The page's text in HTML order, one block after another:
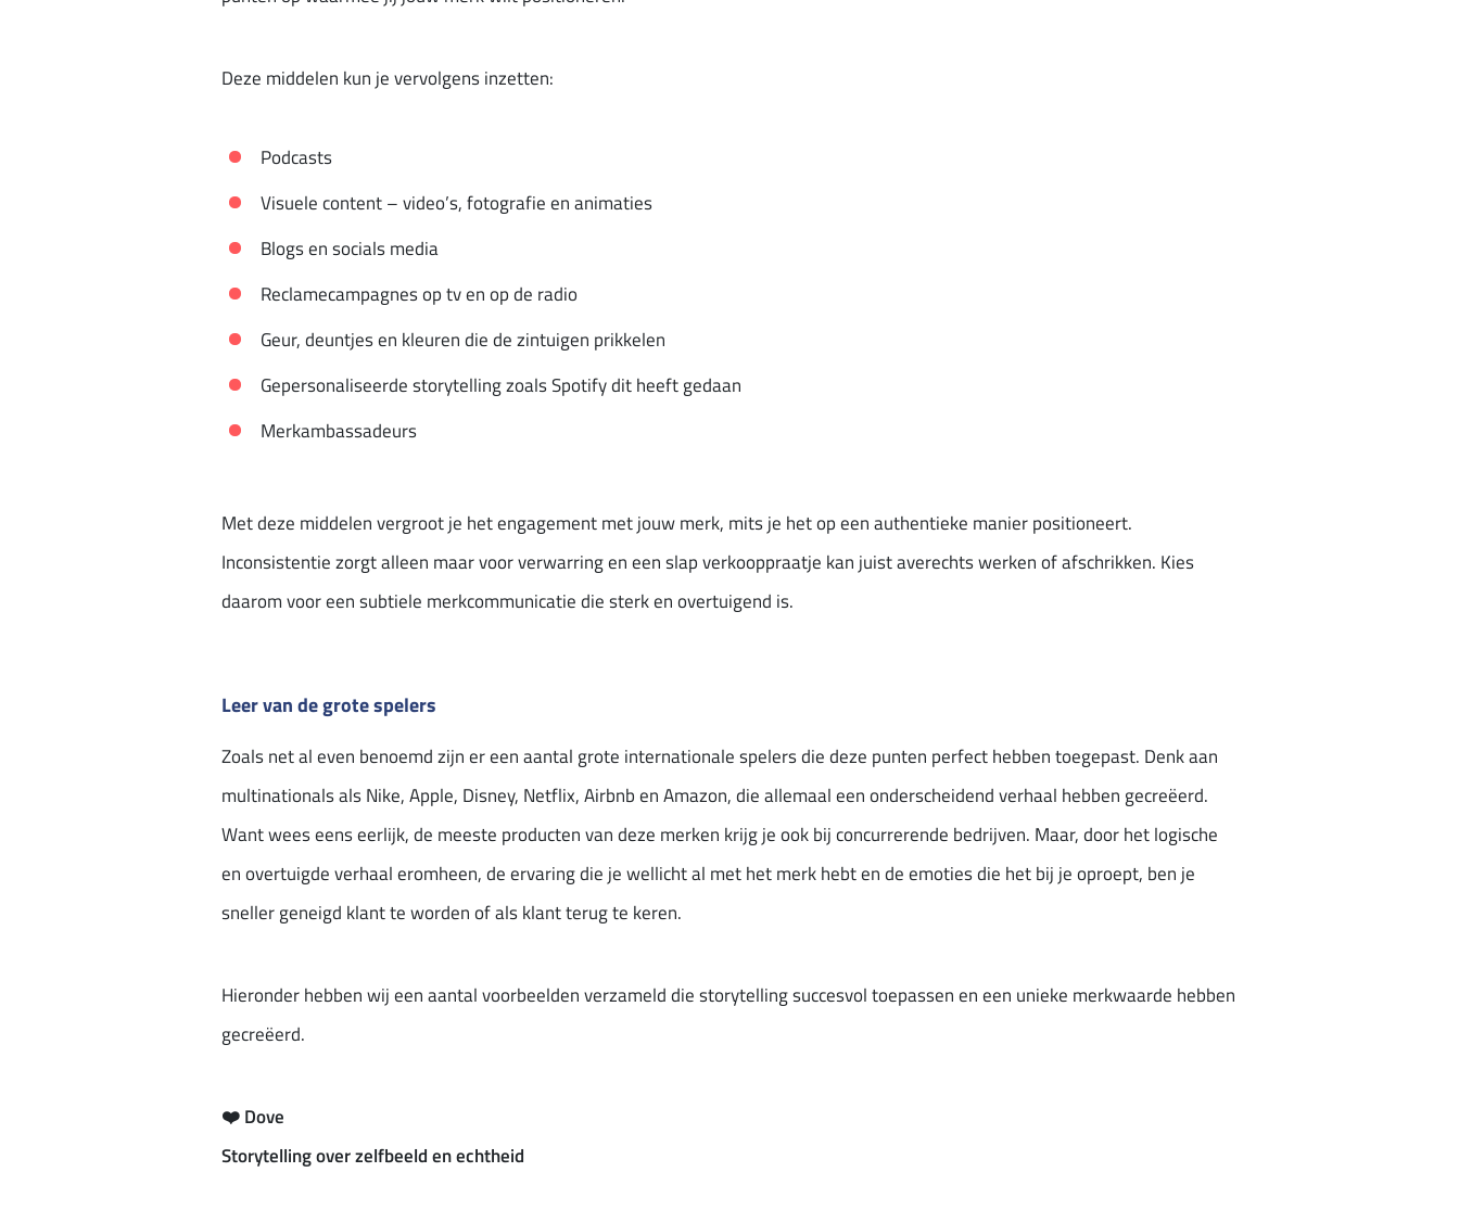
Deze middelen kun je vervolgens inzetten:
Podcasts
Visuele content – video’s, fotografie en animaties
Blogs en socials media
Reclamecampagnes op tv en op de radio
Geur, deuntjes en kleuren die de zintuigen prikkelen
Gepersonaliseerde storytelling zoals Spotify dit heeft gedaan
Merkambassadeurs
Met deze middelen vergroot je het engagement met jouw merk, mits je het op een authentieke manier positioneert.
Inconsistentie zorgt alleen maar voor verwarring en een slap verkooppraatje kan juist averechts werken of afschrikken. Kies
daarom voor een subtiele merkcommunicatie die sterk en overtuigend is.
Leer van de grote spelers
Zoals net al even benoemd zijn er een aantal grote internationale spelers die deze punten perfect hebben toegepast. Denk aan
multinationals als Nike, Apple, Disney, Netflix, Airbnb en Amazon, die allemaal een onderscheidend verhaal hebben gecreëerd.
Want wees eens eerlijk, de meeste producten van deze merken krijg je ook bij concurrerende bedrijven. Maar, door het logische
en overtuigde verhaal eromheen, de ervaring die je wellicht al met het merk hebt en de emoties die het bij je oproept, ben je
sneller geneigd klant te worden of als klant terug te keren.
Hieronder hebben wij een aantal voorbeelden verzameld die storytelling succesvol toepassen en een unieke merkwaarde hebben
gecreëerd.
❤️Dove
Storytelling over zelfbeeld en echtheid